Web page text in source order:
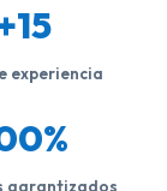
experiencia
garantizados